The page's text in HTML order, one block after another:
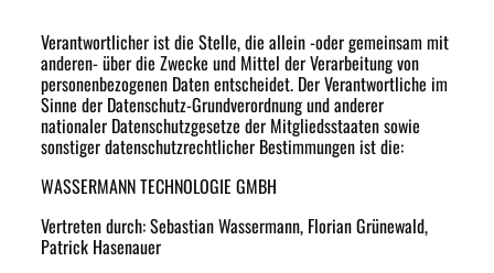
Verantwortlicher ist die Stelle, die allein -oder gemeinsam mit
anderen- über die Zwecke und Mittel der Verarbeitung von
personenbezogenen Daten entscheidet. Der Verantwortliche im
Sinne der Datenschutz-Grundverordnung und anderer
nationaler Datenschutzgesetze der Mitgliedsstaaten sowie
sonstiger datenschutzrechtlicher Bestimmungen ist die:
WASSERMANN TECHNOLOGIE GMBH
Vertreten durch: Sebastian Wassermann, Florian Grünewald,
Patrick Hasenauer